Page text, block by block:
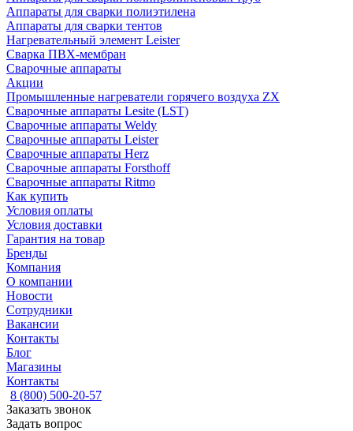
Аппараты для сварки полиэтилена
Аппараты для сварки тентов
Нагревательный элемент Leister
Сварка ПВХ-мембран
Сварочные аппараты
Акции
Промышленные нагреватели горячего воздуха ZX
Сварочные аппараты Lesite (LST)
Сварочные аппараты Weldy
Сварочные аппараты Leister
Сварочные аппараты Herz
Сварочные аппараты Forsthoff
Сварочные аппараты Ritmo
Как купить
Условия оплаты
Условия доставки
Гарантия на товар
Бренды
Компания
О компании
Новости
Сотрудники
Вакансии
Контакты
Блог
Магазины
Контакты
8 (800) 500-20-57
Заказать звонок
Задать вопрос